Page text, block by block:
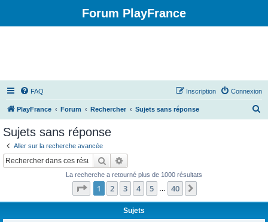
Forum PlayFrance
FAQ Connexion
Inscription
PlayFrance Forum Rechercher Sujets sans réponse
Sujets sans réponse
Aller sur la recherche avancée
Rechercher
La recherche a retourné plus de 1000 résultats
Page 1sur40
1 2 3 4 5 40
Sujets